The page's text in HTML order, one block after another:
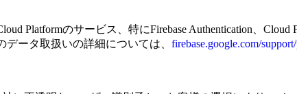
Platformのサービス、特にFirebase Authentication、Cloud
ータ取扱いの詳細については、 firebase.google.com/